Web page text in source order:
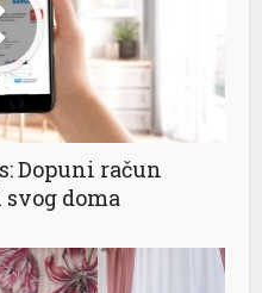
Dopuni račun
doma